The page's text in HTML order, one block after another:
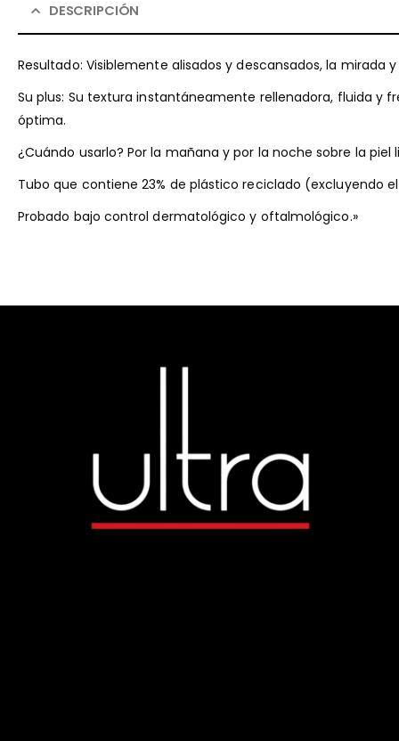
DESCRIPCIÓN
Resultado: Visiblemente alisados y descansados, la mirada
Su plus: Su textura instantáneamente rellenadora, fluida y
óptima.
¿Cuándo usarlo? Por la mañana y por la noche sobre la
Tubo que contiene 23% de plástico reciclado (excluyendo
Probado bajo control dermatológico y oftalmológico.»